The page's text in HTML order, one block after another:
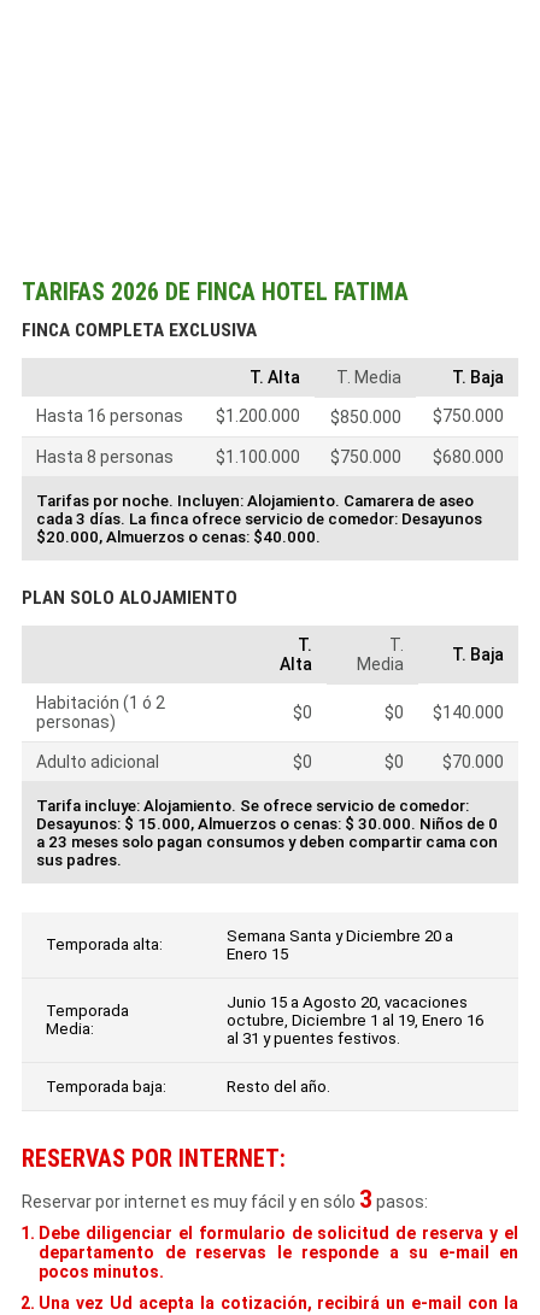
TARIFAS 2026 DE FINCA HOTEL FATIMA
FINCA COMPLETA EXCLUSIVA
T. Alta T. Media
T. Baja
Hasta 16 personas
$1.200.000 $850.000 $750.000
Hasta 8 personas $1.100.000 $750.000 $680.000
Tarifas por noche. Incluyen: Alojamiento. Camarera de aseo
cada 3 días. La finca ofrece servicio de comedor: Desayunos
$20.000, Almuerzos o cenas: $40.000.
PLAN SOLO ALOJAMIENTO
T.
Alta
T.
Media
T. Baja
Habitación (1 ó 2
personas)
$0 $0 $140.000
Adulto adicional $0 $0 $70.000
Tarifa incluye: Alojamiento. Se ofrece servicio de comedor:
Desayunos: $ 15.000, Almuerzos o cenas: $ 30.000. Niños de 0
a 23 meses solo pagan consumos y deben compartir cama con
sus padres.
Temporada alta:
Semana Santa y Diciembre 20 a
Enero 15
Temporada
Media:
Junio 15 a Agosto 20, vacaciones
octubre, Diciembre 1 al 19, Enero 16
al 31 y puentes festivos.
Temporada baja: Resto del año.
RESERVAS POR INTERNET:
Reservar por internet es muy fácil y en sólo 3 pasos:
Debe diligenciar el formulario de solicitud de reserva y el
departamento de reservas le responde a su e-mail en
pocos minutos.
Una vez Ud acepta la cotización, recibirá un e-mail con la